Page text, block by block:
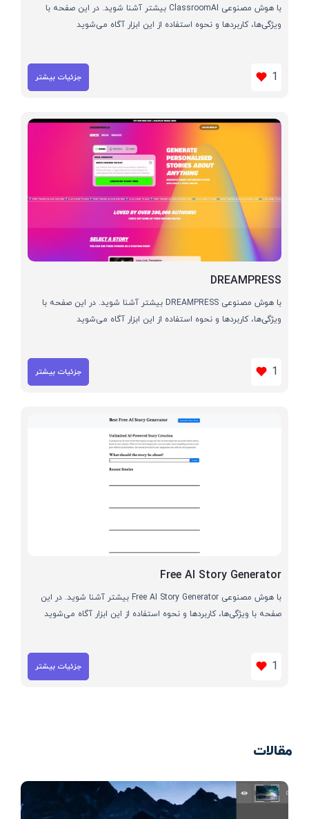
با هوش مصنوعی ClassroomAI بیشتر آشنا شوید. در این صفحه با
ویژگی‌ها، کاربردها و نحوه استفاده از این ابزار آگاه می‌شوید
1 جزئیات بیشتر
DREAMPRESS
با هوش مصنوعی DREAMPRESS بیشتر آشنا شوید. در این صفحه با
ویژگی‌ها، کاربردها و نحوه استفاده از این ابزار آگاه می‌شوید
1 جزئیات بیشتر
Free AI Story Generator
با هوش مصنوعی Free AI Story Generator بیشتر آشنا شوید. در این
صفحه با ویژگی‌ها، کاربردها و نحوه استفاده از این ابزار آگاه می‌شوید
1 جزئیات بیشتر
مقالات